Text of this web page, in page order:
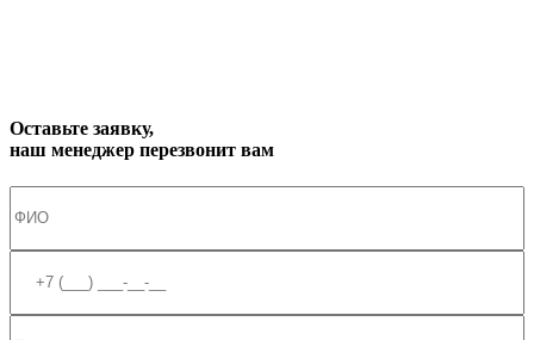
Оставьте заявку,
наш менеджер перезвонит вам